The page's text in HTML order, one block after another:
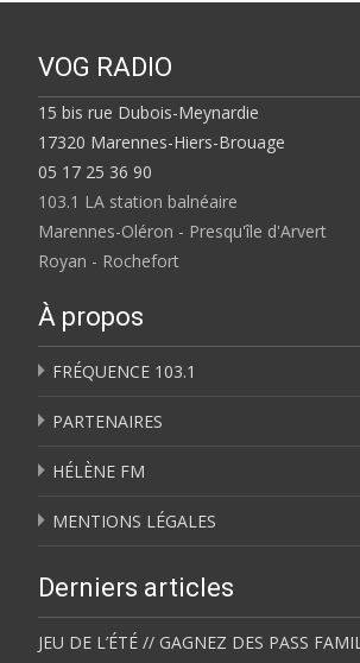
VOG RADIO
15 bis rue Dubois-Meynardie
17320 Marennes-Hiers-Brouage
05 17 25 36 90
103.1 LA station balnéaire
Marennes-Oléron - Presqu'île d'Arvert
Royan - Rochefort
À propos
FRÉQUENCE 103.1
PARTENAIRES
HÉLÈNE FM
MENTIONS LÉGALES
Derniers articles
JEU DE L’ÉTÉ // GAGNEZ DES PASS